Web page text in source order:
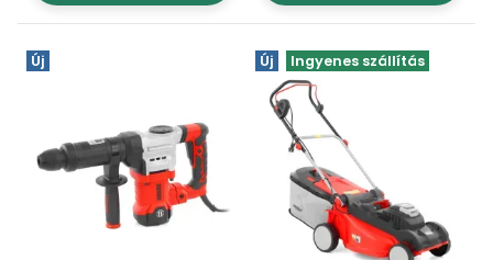
Új Új Ingyenes szállítás